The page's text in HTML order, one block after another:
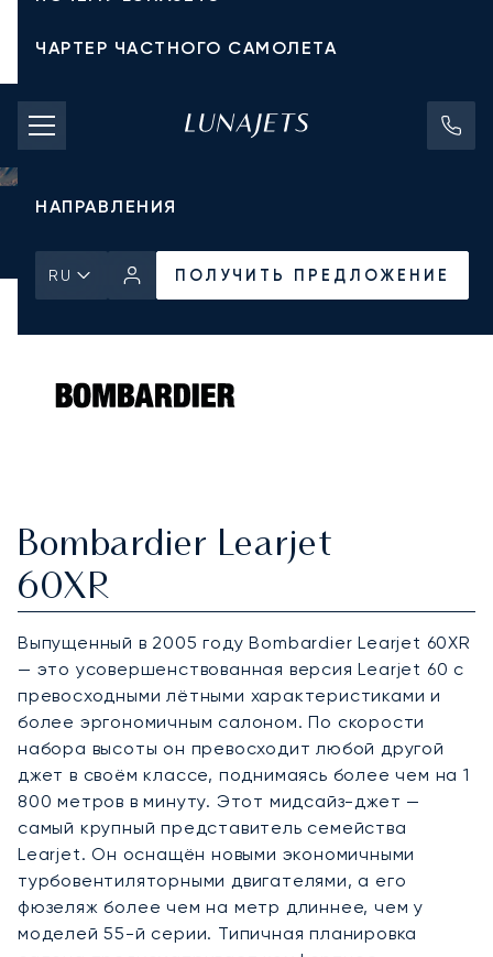
ЧАРТЕР ЧАСТНОГО САМОЛЕТА
СТОИМОСТЬ ЧАРТЕРА
ЧАСТНЫЕ САМОЛЕТЫ
НАПРАВЛЕНИЯ
RU ПОЛУЧИТЬ ПРЕДЛОЖЕНИЕ
Bombardier Learjet
60XR
Выпущенный в 2005 году Bombardier Learjet 60XR
— это усовершенствованная версия Learjet 60 с
превосходными лётными характеристиками и
более эргономичным салоном. По скорости
набора высоты он превосходит любой другой
джет в своём классе, поднимаясь более чем на 1
800 метров в минуту. Этот мидсайз-джет —
самый крупный представитель семейства
Learjet. Он оснащён новыми экономичными
турбовентиляторными двигателями, а его
фюзеляж более чем на метр длиннее, чем у
моделей 55-й серии. Типичная планировка